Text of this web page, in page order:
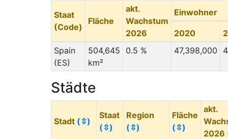
Staat
(Code)
Fläche
akt.
Wachstum
2026
Einwohner
2020
Spain
(ES)
504,645
km²
0.5 % 47,398,000
Städte
Stadt (⇳)
Staat
(⇳)
Region
(⇳)
Fläche
(⇳)
akt.
2026